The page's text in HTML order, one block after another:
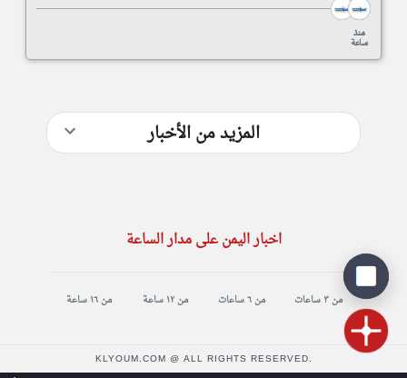
منذ
ساعة
منذ
ساعة
المزيد من الأخبار
اخبار اليمن على مدار الساعة
من ٣ ساعات من ٦ ساعات من ١٢ ساعة من ١٦ ساعة
KLYOUM.COM @ ALL RIGHTS RESERVED.